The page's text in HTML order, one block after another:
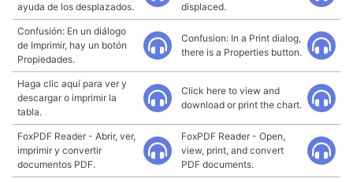
ayuda de los desplazados.
displaced.
Confusión: En un diálogo
de Imprimir, hay un botón
Propiedades.
Confusion: In a Print dialog,
there is a Properties button.
Haga clic aquí para ver y
descargar o imprimir la
tabla.
Click here to view and
download or print the chart.
FoxPDF Reader - Abrir, ver,
imprimir y convertir
documentos PDF.
FoxPDF Reader - Open,
view, print, and convert
PDF documents.